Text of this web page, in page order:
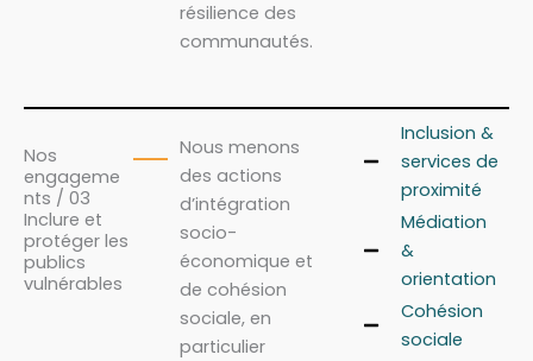
résilience des
communautés.
Nos
engageme
nts / 03
Inclure et
protéger les
publics
vulnérables
Nous menons
des actions
d’intégration
socio-
économique et
de cohésion
sociale, en
particulier
Inclusion &
services de
proximité
Médiation
&
orientation
Cohésion
sociale